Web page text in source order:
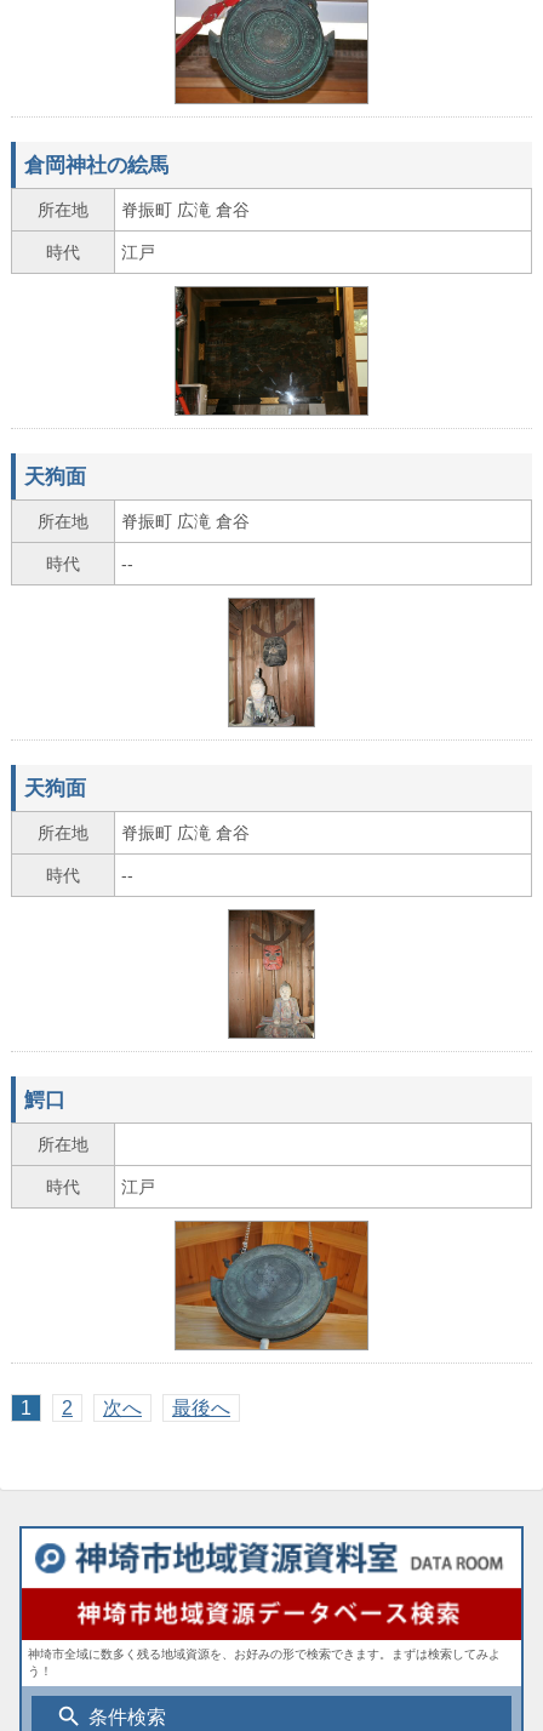
倉岡神社の絵馬
所在地 脊振町 広滝 倉谷
時代 江戸
天狗面
所在地 脊振町 広滝 倉谷
時代 --
天狗面
所在地 脊振町 広滝 倉谷
時代 --
鰐口
所在地
時代 江戸
1 2 次へ 最後へ
神埼市全域に数多く残る地域資源を、お好みの形で検索できます。まずは検索してみよ
う！
search 条件検索